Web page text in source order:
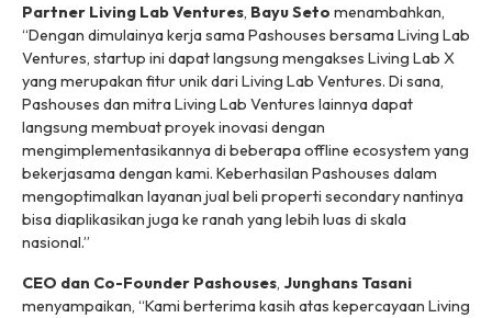
Partner Living Lab Ventures, Bayu Seto menambahkan,
“Dengan dimulainya kerja sama Pashouses bersama Living Lab
Ventures, startup ini dapat langsung mengakses Living Lab X
yang merupakan fitur unik dari Living Lab Ventures. Di sana,
Pashouses dan mitra Living Lab Ventures lainnya dapat
langsung membuat proyek inovasi dengan
mengimplementasikannya di beberapa offline ecosystem yang
bekerjasama dengan kami. Keberhasilan Pashouses dalam
mengoptimalkan layanan jual beli properti secondary nantinya
bisa diaplikasikan juga ke ranah yang lebih luas di skala
nasional.”
CEO dan Co-Founder Pashouses, Junghans Tasani
menyampaikan, “Kami berterima kasih atas kepercayaan Living